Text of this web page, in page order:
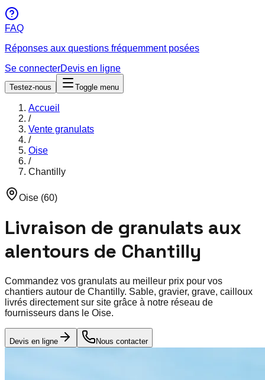
FAQ
Réponses aux questions fréquemment posées
Se connecterDevis en ligne
Testez-nous Toggle menu
Accueil
/
Vente granulats
/
Oise
/
Chantilly
Oise (60)
Livraison de granulats aux
alentours de Chantilly
Commandez vos granulats au meilleur prix pour vos
chantiers autour de Chantilly. Sable, gravier, grave, cailloux
livrés directement sur site grâce à notre réseau de
fournisseurs dans le Oise.
Devis en ligne Nous contacter